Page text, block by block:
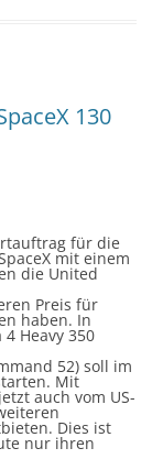
130
für die
mit einem
die United
Preis für
haben. In
Heavy 350
52) soll im
Mit
auch vom US-
Dies ist
nur ihren